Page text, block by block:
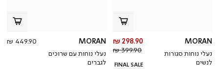
MORAN
נעלי נוחות סגורות
לנשים
מחיר
מוצר
298.90 ₪
מחיר
רגיל
399.90 ₪
FINAL SALE
MORAN
נעלי נוחות עם שרוכים
לגברים
449.90 ₪